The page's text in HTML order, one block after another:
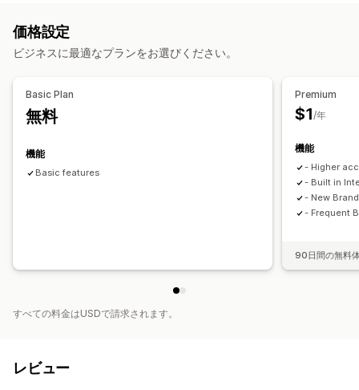
流入管理
アフィリエイト機能
カスタムダッシュボード
価格設定
ビジネスに最適なプランをお選びください。
Basic Plan
無料
機能
Basic features
Premium
$1/年
機能
- Higher
- Built in
- New
- Frequent
90日間の無料
すべての料金はUSDで請求されます。
レビュー